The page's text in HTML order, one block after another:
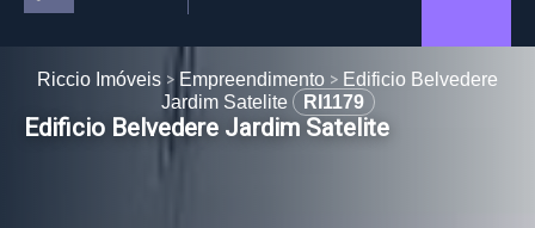
Riccio Imóveis Empreendimento
Edificio Belvedere
Jardim Satelite
RI1179
Edificio Belvedere Jardim Satelite